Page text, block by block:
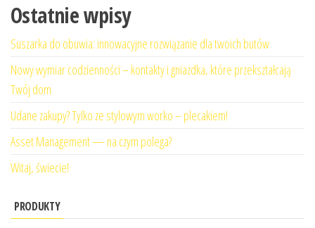
Ostatnie wpisy
Suszarka do obuwia: innowacyjne rozwiązanie dla twoich butów
Nowy wymiar codzienności – kontakty i gniazdka, które przekształcają
Twój dom
Udane zakupy? Tylko ze stylowym worko – plecakiem!
Asset Management — na czym polega?
Witaj, świecie!
PRODUKTY